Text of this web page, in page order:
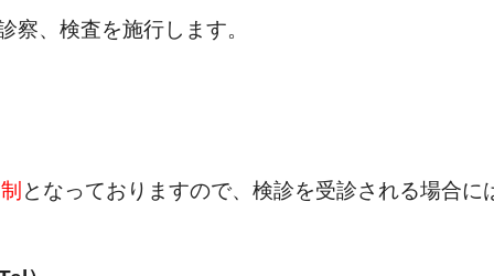
察、検査を施行します。
となっておりますので、検診を受診される場合